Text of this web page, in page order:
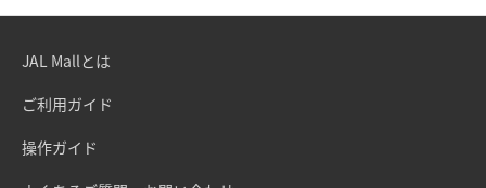
JAL Mallとは
ご利用ガイド
操作ガイド